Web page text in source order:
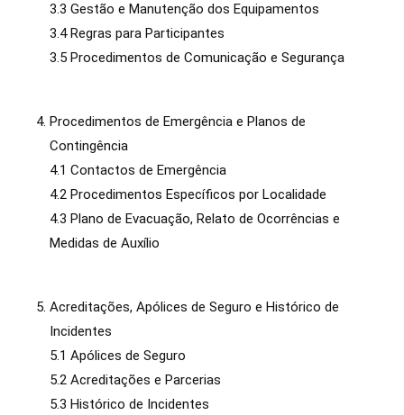
3.3 Gestão e Manutenção dos Equipamentos
3.4 Regras para Participantes
3.5 Procedimentos de Comunicação e Segurança
Procedimentos de Emergência e Planos de
Contingência
4.1 Contactos de Emergência
4.2 Procedimentos Específicos por Localidade
4.3 Plano de Evacuação, Relato de Ocorrências e
Medidas de Auxílio
Acreditações, Apólices de Seguro e Histórico de
Incidentes
5.1 Apólices de Seguro
5.2 Acreditações e Parcerias
5.3 Histórico de Incidentes